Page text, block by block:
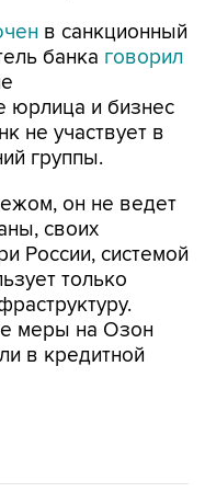
в санкционный
банка говорил
юрлица и бизнес
не участвует в
группы.
он не ведет
своих
России, системой
только
меры на Озон
в кредитной